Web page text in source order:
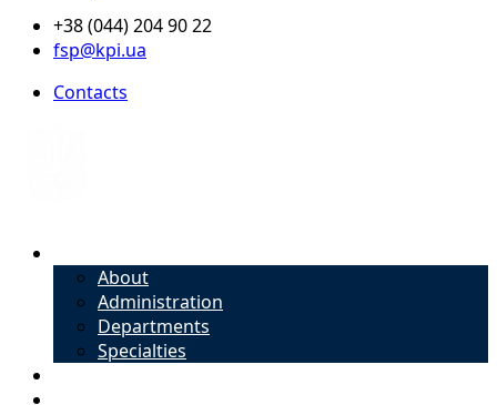
+38 (044) 204 90 22
fsp@kpi.ua
Contacts
About
Administration
Departments
Specialties